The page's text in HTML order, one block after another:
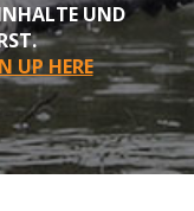
UND
UP HERE